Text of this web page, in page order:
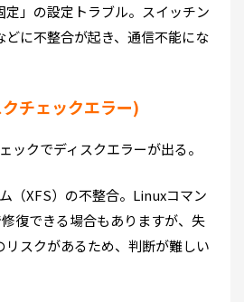
定」の設定トラブル。スイッチン
どに不整合が起き、通信不能にな
チェックエラー)
ックでディスクエラーが出る。
（XFS）の不整合。Linuxコマン
復できる場合もありますが、失
リスクがあるため、判断が難しい